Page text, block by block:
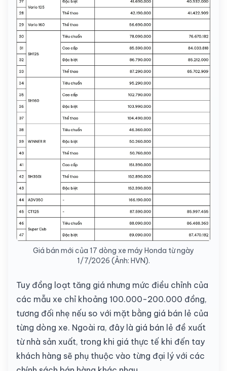
Giá bán mới của 17 dòng xe máy Honda từ ngày
1/7/2026 (Ảnh: HVN).
Tuy đồng loạt tăng giá nhưng mức điều chỉnh của
các mẫu xe chỉ khoảng 100.000-200.000 đồng,
tương đối nhẹ nếu so với mặt bằng giá bán lẻ của
từng dòng xe. Ngoài ra, đây là giá bán lẻ đề xuất
từ nhà sản xuất, trong khi giá thực tế khi đến tay
khách hàng sẽ phụ thuộc vào từng đại lý với các